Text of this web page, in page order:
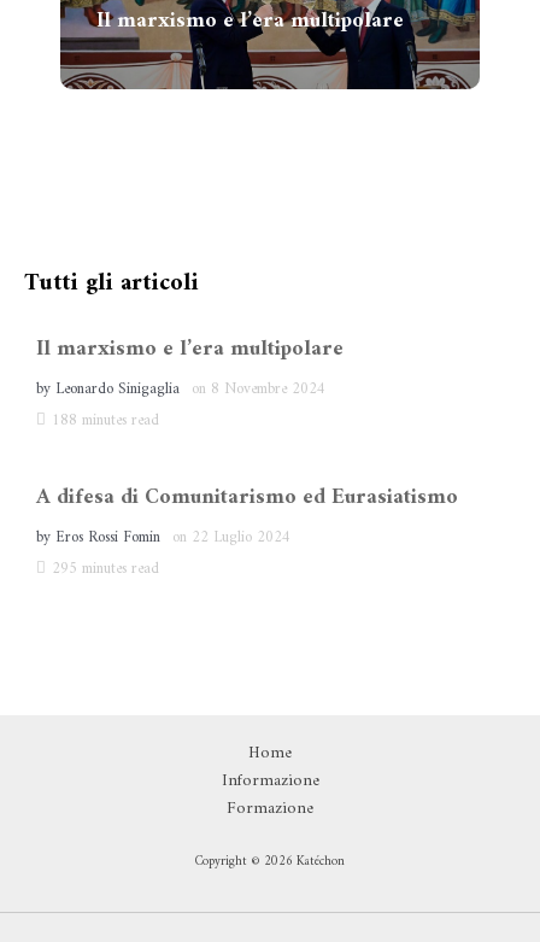
Il marxismo e l’era multipolare
A difesa di Comunitarismo ed
Tutti gli articoli
Il marxismo e l’era multipolare
by Leonardo Sinigaglia on 8 Novembre 2024
188 minutes read
A difesa di Comunitarismo ed Eurasiatismo
by Eros Rossi Fomin on 22 Luglio 2024
295 minutes read
Home
Informazione
Formazione
Copyright © 2026 Katéchon